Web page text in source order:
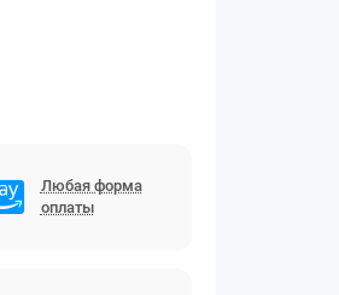
Любая форма
оплаты